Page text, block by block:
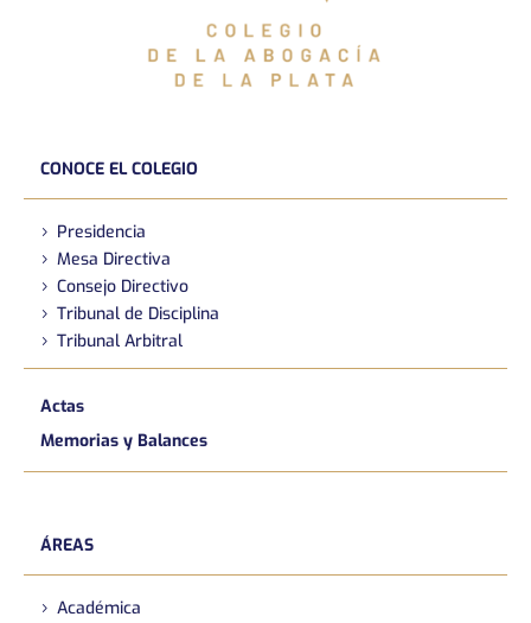
CONOCE EL COLEGIO
Presidencia
Mesa Directiva
Consejo Directivo
Tribunal de Disciplina
Tribunal Arbitral
Actas
Memorias y Balances
ÁREAS
Académica